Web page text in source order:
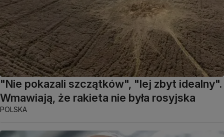
"Nie pokazali szczątków", "lej zbyt idealny".
Wmawiają, że rakieta nie była rosyjska
POLSKA